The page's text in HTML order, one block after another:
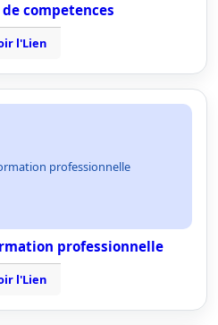
competences
l'Lien
professionnelle
professionnelle
l'Lien